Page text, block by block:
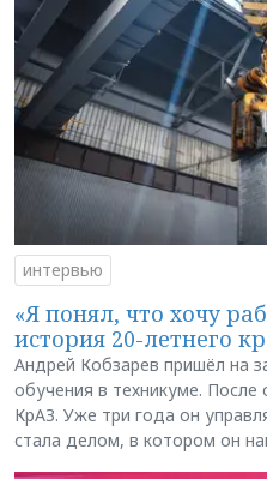
интервью
«Я понял, что хочу
история 20-летнего
Андрей Кобзарев пришёл на
обучения в техникуме. После
КрАЗ. Уже три года он
стала делом, в котором он